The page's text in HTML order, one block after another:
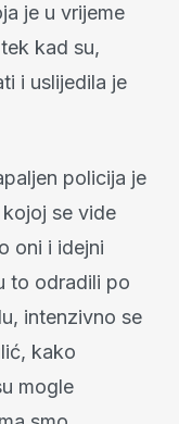
je u vrijeme
kad su,
i uslijedila je
policija je
se vide
oni i idejni
to odradili po
intenzivno se
kako
mogle